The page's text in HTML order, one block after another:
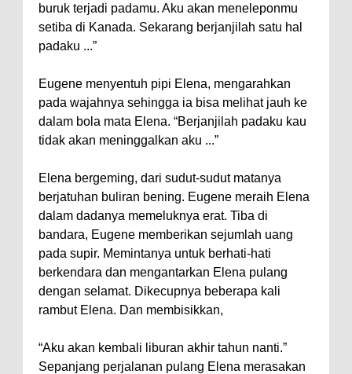
buruk terjadi padamu. Aku akan meneleponmu
setiba di Kanada. Sekarang berjanjilah satu hal
padaku ...”
Eugene menyentuh pipi Elena, mengarahkan
pada wajahnya sehingga ia bisa melihat jauh ke
dalam bola mata Elena. “Berjanjilah padaku kau
tidak akan meninggalkan aku ...”
Elena bergeming, dari sudut-sudut matanya
berjatuhan buliran bening. Eugene meraih Elena
dalam dadanya memeluknya erat. Tiba di
bandara, Eugene memberikan sejumlah uang
pada supir. Memintanya untuk berhati-hati
berkendara dan mengantarkan Elena pulang
dengan selamat. Dikecupnya beberapa kali
rambut Elena. Dan membisikkan,
“Aku akan kembali liburan akhir tahun nanti.”
Sepanjang perjalanan pulang Elena merasakan